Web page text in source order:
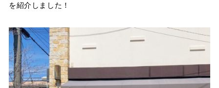
を紹介しました！